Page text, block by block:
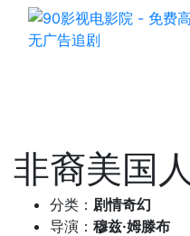
非裔美国人
分类： 剧情奇幻
导演： 穆兹·姆滕布